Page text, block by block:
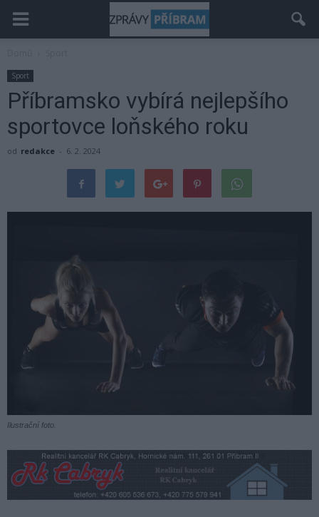
Sport
Příbramsko vybírá nejlepšího
sportovce loňského roku
od redakce - 6. 2. 2024
Ilustrační foto.